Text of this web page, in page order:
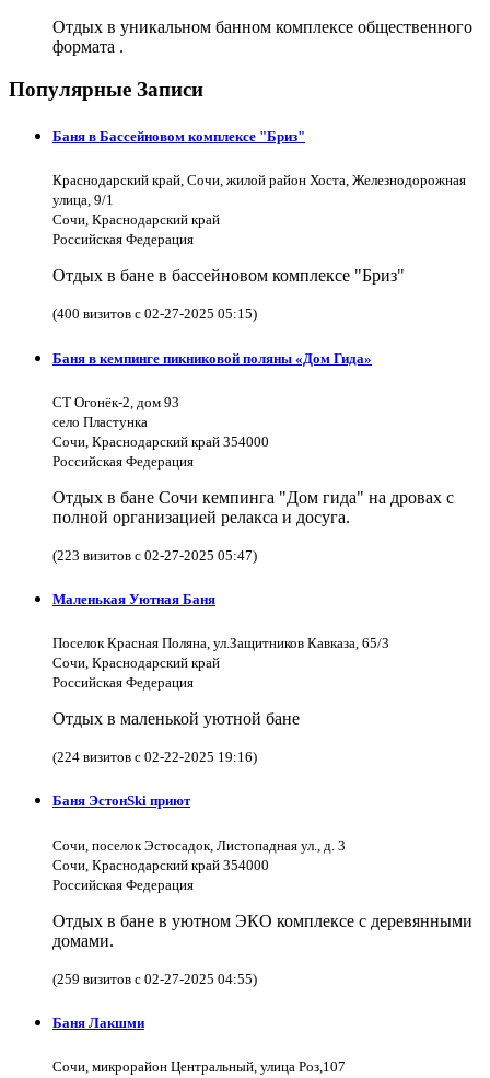
Отдых в уникальном банном комплексе общественного
формата .
Популярные Записи
Баня в Бассейновом комплексе "Бриз"
Краснодарский край, Сочи, жилой район Хоста, Железнодорожная
улица, 9/1
Сочи, Краснодарский край
Российская Федерация
Отдых в бане в бассейновом комплексе "Бриз"
(400 визитов с 02-27-2025 05:15)
Баня в кемпинге пикниковой поляны «Дом Гида»
СТ Огонёк-2, дом 93
село Пластунка
Сочи, Краснодарский край 354000
Российская Федерация
Отдых в бане Сочи кемпинга "Дом гида" на дровах с
полной организацией релакса и досуга.
(223 визитов с 02-27-2025 05:47)
Маленькая Уютная Баня
Поселок Красная Поляна, ул.Защитников Кавказа, 65/3
Сочи, Краснодарский край
Российская Федерация
Отдых в маленькой уютной бане
(224 визитов с 02-22-2025 19:16)
Баня ЭстонSki приют
Сочи, поселок Эстосадок, Листопадная ул., д. 3
Сочи, Краснодарский край 354000
Российская Федерация
Отдых в бане в уютном ЭКО комплексе с деревянными
домами.
(259 визитов с 02-27-2025 04:55)
Баня Лакшми
Сочи, микрорайон Центральный, улица Роз,107